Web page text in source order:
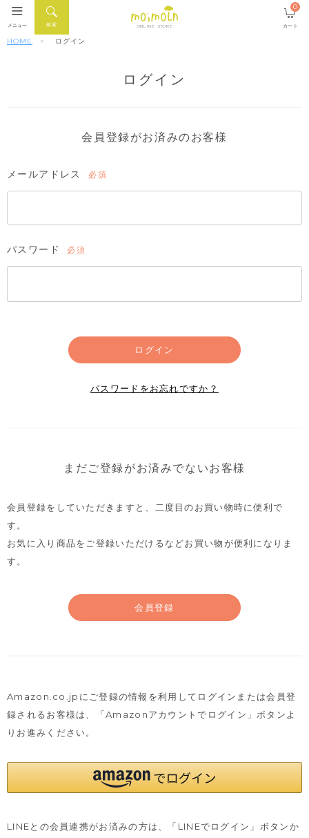
ONLINE STORE
検索
メニュー カート
0
HOME ログイン
ログイン
会員登録がお済みのお客様
メールアドレス
須)
パスワード
須)
ログイン
パスワードをお忘れですか？
まだご登録がお済みでないお客様
会員登録をしていただきますと、二度目のお買い物時に便利で
す。
お気に入り商品をご登録いただけるなどお買い物が便利になりま
す。
会員登録
Amazon.co.jpにご登録の情報を利用してログインまたは会員登
録されるお客様は、
「Amazonアカウントでログイン」ボタンよ
りお進みください。
LINEとの会員連携がお済みの方は、「LINEでログイン」ボタンか